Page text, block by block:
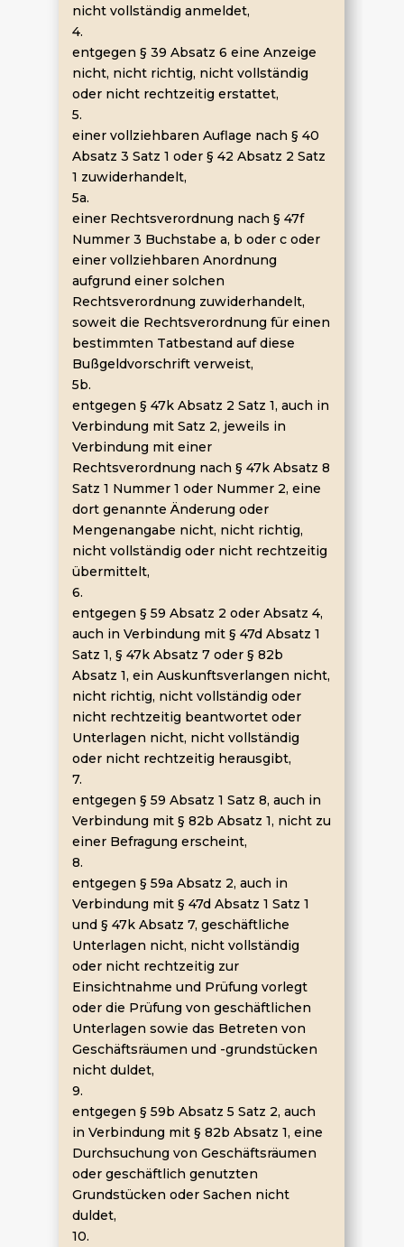
nicht vollständig anmeldet,
4.
entgegen § 39 Absatz 6 eine Anzeige
nicht, nicht richtig, nicht vollständig
oder nicht rechtzeitig erstattet,
5.
einer vollziehbaren Auflage nach § 40
Absatz 3 Satz 1 oder § 42 Absatz 2 Satz
1 zuwiderhandelt,
5a.
einer Rechtsverordnung nach § 47f
Nummer 3 Buchstabe a, b oder c oder
einer vollziehbaren Anordnung
aufgrund einer solchen
Rechtsverordnung zuwiderhandelt,
soweit die Rechtsverordnung für einen
bestimmten Tatbestand auf diese
Bußgeldvorschrift verweist,
5b.
entgegen § 47k Absatz 2 Satz 1, auch in
Verbindung mit Satz 2, jeweils in
Verbindung mit einer
Rechtsverordnung nach § 47k Absatz 8
Satz 1 Nummer 1 oder Nummer 2, eine
dort genannte Änderung oder
Mengenangabe nicht, nicht richtig,
nicht vollständig oder nicht rechtzeitig
übermittelt,
6.
entgegen § 59 Absatz 2 oder Absatz 4,
auch in Verbindung mit § 47d Absatz 1
Satz 1, § 47k Absatz 7 oder § 82b
Absatz 1, ein Auskunftsverlangen nicht,
nicht richtig, nicht vollständig oder
nicht rechtzeitig beantwortet oder
Unterlagen nicht, nicht vollständig
oder nicht rechtzeitig herausgibt,
7.
entgegen § 59 Absatz 1 Satz 8, auch in
Verbindung mit § 82b Absatz 1, nicht zu
einer Befragung erscheint,
8.
entgegen § 59a Absatz 2, auch in
Verbindung mit § 47d Absatz 1 Satz 1
und § 47k Absatz 7, geschäftliche
Unterlagen nicht, nicht vollständig
oder nicht rechtzeitig zur
Einsichtnahme und Prüfung vorlegt
oder die Prüfung von geschäftlichen
Unterlagen sowie das Betreten von
Geschäftsräumen und -grundstücken
nicht duldet,
9.
entgegen § 59b Absatz 5 Satz 2, auch
in Verbindung mit § 82b Absatz 1, eine
Durchsuchung von Geschäftsräumen
oder geschäftlich genutzten
Grundstücken oder Sachen nicht
duldet,
10.